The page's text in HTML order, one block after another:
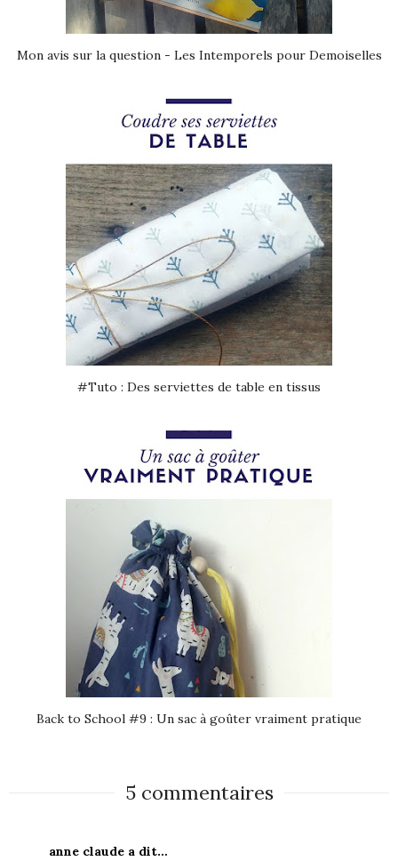
Mon avis sur la question - Les Intemporels pour Demoiselles
#Tuto : Des serviettes de table en tissus
Back to School #9 : Un sac à goûter vraiment pratique
5 commentaires
anne claude a dit…